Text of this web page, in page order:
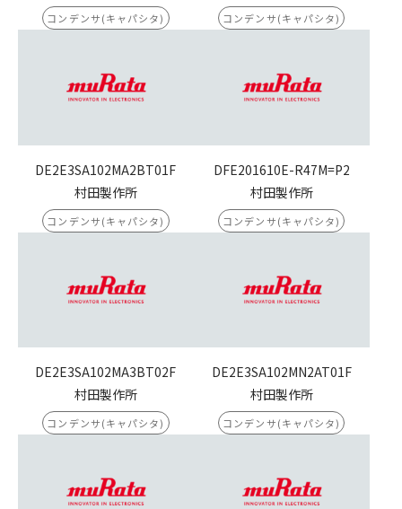
コンデンサ(キャパシタ) コンデンサ(キャパシタ)
DE2E3SA102MA2BT01F
村田製作所
コンデンサ(キャパシタ)
DFE201610E-R47M=P2
村田製作所
コンデンサ(キャパシタ)
DE2E3SA102MA3BT02F
村田製作所
コンデンサ(キャパシタ)
DE2E3SA102MN2AT01F
村田製作所
コンデンサ(キャパシタ)